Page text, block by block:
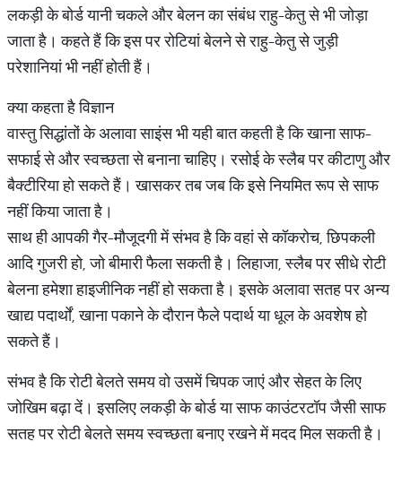
लकड़ी के बोर्ड यानी चकले और बेलन का संबंध राहु-केतु से भी जोड़ा
जाता है। कहते हैं कि इस पर रोटियां बेलने से राहु-केतु से जुड़ी
परेशानियां भी नहीं होती हैं।
क्या कहता है विज्ञान
वास्तु सिद्धांतों के अलावा साइंस भी यही बात कहती है कि खाना साफ-
सफाई से और स्वच्छता से बनाना चाहिए। रसोई के स्लैब पर कीटाणु और
बैक्टीरिया हो सकते हैं। खासकर तब जब कि इसे नियमित रूप से साफ
नहीं किया जाता है।
साथ ही आपकी गैर-मौजूदगी में संभव है कि वहां से कॉकरोच, छिपकली
आदि गुजरी हो, जो बीमारी फैला सकती है। लिहाजा, स्लैब पर सीधे रोटी
बेलना हमेशा हाइजीनिक नहीं हो सकता है। इसके अलावा सतह पर अन्य
खाद्य पदार्थों, खाना पकाने के दौरान फैले पदार्थ या धूल के अवशेष हो
सकते हैं।
संभव है कि रोटी बेलते समय वो उसमें चिपक जाएं और सेहत के लिए
जोखिम बढ़ा दें। इसलिए लकड़ी के बोर्ड या साफ काउंटरटॉप जैसी साफ
सतह पर रोटी बेलते समय स्वच्छता बनाए रखने में मदद मिल सकती है।